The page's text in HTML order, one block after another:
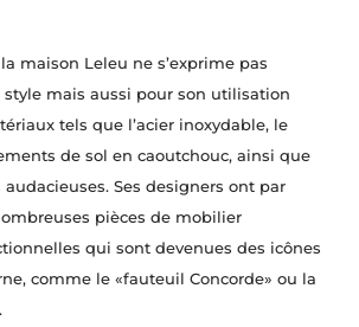
maison Leleu ne s’exprime pas
mais aussi pour son utilisation
tels que l’acier inoxydable, le
de sol en caoutchouc, ainsi que
Ses designers ont par
pièces de mobilier
qui sont devenues des icônes
comme le «fauteuil Concorde» ou la